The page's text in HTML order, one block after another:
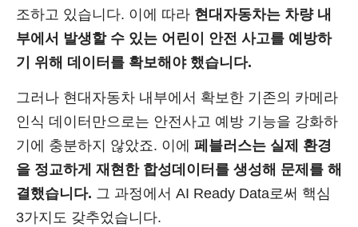
조하고 있습니다. 이에 따라 현대자동차는 차량 내
부에서 발생할 수 있는 어린이 안전 사고를 예방하
기 위해 데이터를 확보해야 했습니다.
그러나 현대자동차 내부에서 확보한 기존의 카메라
인식 데이터만으로는 안전사고 예방 기능을 강화하
기에 충분하지 않았죠. 이에 페블러스는 실제 환경
을 정교하게 재현한 합성데이터를 생성해 문제를 해
결했습니다. 그 과정에서 AI Ready Data로써 핵심
3가지도 갖추었습니다.